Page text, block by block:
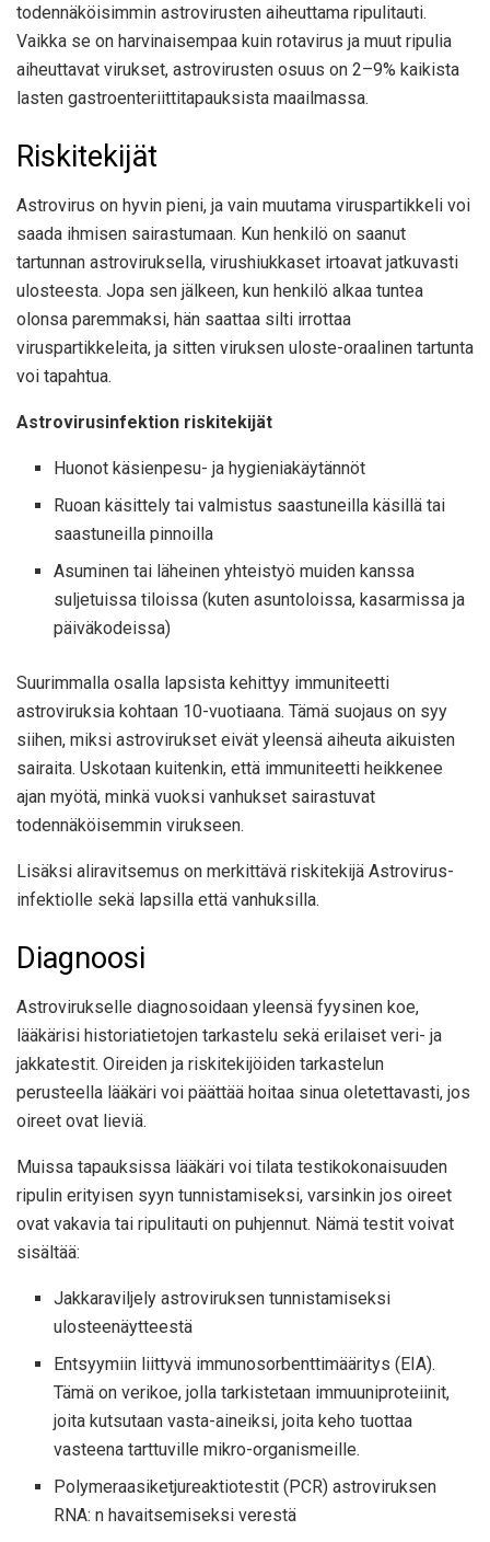
todennäköisimmin astrovirusten aiheuttama ripulitauti.
Vaikka se on harvinaisempaa kuin rotavirus ja muut ripulia
aiheuttavat virukset, astrovirusten osuus on 2–9% kaikista
lasten gastroenteriittitapauksista maailmassa.
Riskitekijät
Astrovirus on hyvin pieni, ja vain muutama viruspartikkeli voi
saada ihmisen sairastumaan. Kun henkilö on saanut
tartunnan astroviruksella, virushiukkaset irtoavat jatkuvasti
ulosteesta. Jopa sen jälkeen, kun henkilö alkaa tuntea
olonsa paremmaksi, hän saattaa silti irrottaa
viruspartikkeleita, ja sitten viruksen uloste-oraalinen tartunta
voi tapahtua.
Astrovirusinfektion riskitekijät
Huonot käsienpesu- ja hygieniakäytännöt
Ruoan käsittely tai valmistus saastuneilla käsillä tai
saastuneilla pinnoilla
Asuminen tai läheinen yhteistyö muiden kanssa
suljetuissa tiloissa (kuten asuntoloissa, kasarmissa ja
päiväkodeissa)
Suurimmalla osalla lapsista kehittyy immuniteetti
astroviruksia kohtaan 10-vuotiaana. Tämä suojaus on syy
siihen, miksi astrovirukset eivät yleensä aiheuta aikuisten
sairaita. Uskotaan kuitenkin, että immuniteetti heikkenee
ajan myötä, minkä vuoksi vanhukset sairastuvat
todennäköisemmin virukseen.
Lisäksi aliravitsemus on merkittävä riskitekijä Astrovirus-
infektiolle sekä lapsilla että vanhuksilla.
Diagnoosi
Astrovirukselle diagnosoidaan yleensä fyysinen koe,
lääkärisi historiatietojen tarkastelu sekä erilaiset veri- ja
jakkatestit. Oireiden ja riskitekijöiden tarkastelun
perusteella lääkäri voi päättää hoitaa sinua oletettavasti, jos
oireet ovat lieviä.
Muissa tapauksissa lääkäri voi tilata testikokonaisuuden
ripulin erityisen syyn tunnistamiseksi, varsinkin jos oireet
ovat vakavia tai ripulitauti on puhjennut. Nämä testit voivat
sisältää:
Jakkaraviljely astroviruksen tunnistamiseksi
ulosteenäytteestä
Entsyymiin liittyvä immunosorbenttimääritys (EIA).
Tämä on verikoe, jolla tarkistetaan immuuniproteiinit,
joita kutsutaan vasta-aineiksi, joita keho tuottaa
vasteena tarttuville mikro-organismeille.
Polymeraasiketjureaktiotestit (PCR) astroviruksen
RNA: n havaitsemiseksi verestä